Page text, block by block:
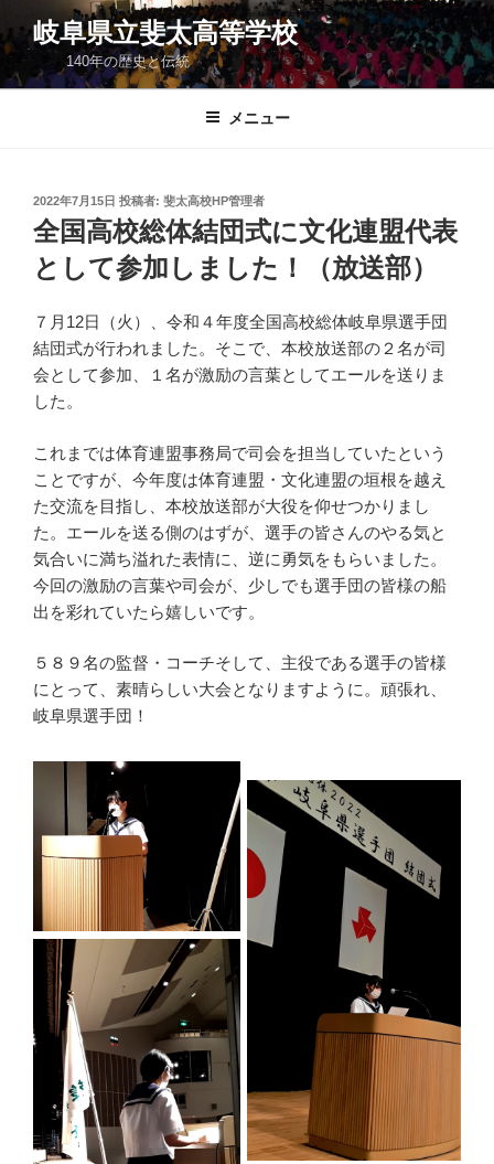
ン
ン
岐阜県立斐太高等学校
140年の歴史と伝統
メニュー
投
稿
日:
2022年7月15日 投稿者: 斐太高校HP管理者
全国高校総体結団式に文化連盟代表
として参加しました！（放送部）
７月12日（火）、令和４年度全国高校総体岐阜県選手団
結団式が行われました。そこで、本校放送部の２名が司
会として参加、１名が激励の言葉としてエールを送りま
した。
これまでは体育連盟事務局で司会を担当していたという
ことですが、今年度は体育連盟・文化連盟の垣根を越え
た交流を目指し、本校放送部が大役を仰せつかりまし
た。エールを送る側のはずが、選手の皆さんのやる気と
気合いに満ち溢れた表情に、逆に勇気をもらいました。
今回の激励の言葉や司会が、少しでも選手団の皆様の船
出を彩れていたら嬉しいです。
５８９名の監督・コーチそして、主役である選手の皆様
にとって、素晴らしい大会となりますように。頑張れ、
岐阜県選手団！